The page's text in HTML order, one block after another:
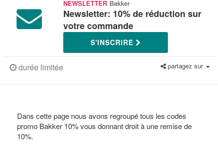
NEWSLETTER Bakker
Newsletter: 10% de réduction sur
votre commande
S'INSCRIRE
durée limitée partagez sur
Dans cette page nous avons regroupé tous les codes
promo Bakker 10% vous donnant droit à une remise de
10%.